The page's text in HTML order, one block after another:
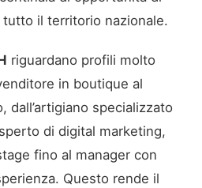
il territorio nazionale.
riguardano profili molto
in boutique al
dall’artigiano specializzato
di digital marketing,
fino al manager con
Questo rende il